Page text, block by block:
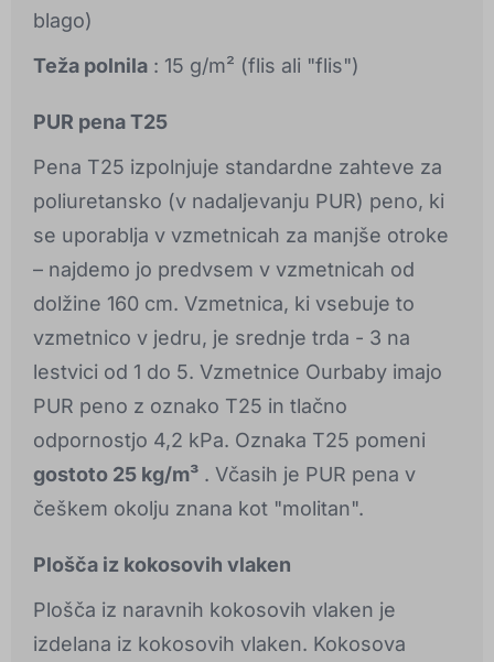
blago)
Teža polnila : 15 g/m² (flis ali "flis")
PUR pena T25
Pena T25 izpolnjuje standardne zahteve za
poliuretansko (v nadaljevanju PUR) peno, ki
se uporablja v vzmetnicah za manjše otroke
– najdemo jo predvsem v vzmetnicah od
dolžine 160 cm. Vzmetnica, ki vsebuje to
vzmetnico v jedru, je srednje trda - 3 na
lestvici od 1 do 5. Vzmetnice Ourbaby imajo
PUR peno z oznako T25 in tlačno
odpornostjo 4,2 kPa. Oznaka T25 pomeni
gostoto 25 kg/m³ . Včasih je PUR pena v
češkem okolju znana kot "molitan".
Plošča iz kokosovih vlaken
Plošča iz naravnih kokosovih vlaken je
izdelana iz kokosovih vlaken. Kokosova